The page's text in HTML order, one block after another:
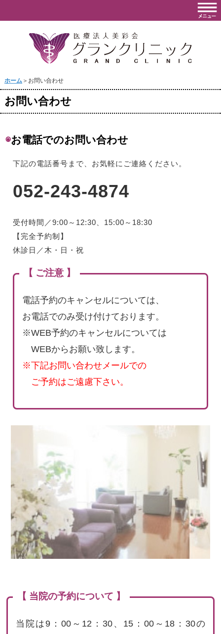
ホーム＞お問い合わせ
お問い合わせ
◉お電話でのお問い合わせ
下記の電話番号まで、お気軽にご連絡ください。
052-243-4874
受付時間／9:00～12:30、15:00～18:30
【完全予約制】
休診日／木・日・祝
【 ご注意 】
電話予約のキャンセルについては、
お電話でのみ受け付けております。
※WEB予約のキャンセルについては
WEBからお願い致します。
※下記お問い合わせメールでの
ご予約はご遠慮下さい。
【 当院の予約について 】
当院は9：00～12：30、15：00～18：30の